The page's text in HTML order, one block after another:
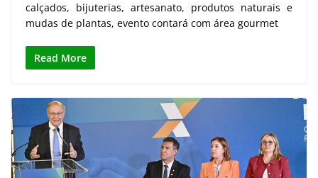
calçados, bijuterias, artesanato, produtos naturais e
mudas de plantas, evento contará com área gourmet
Read More